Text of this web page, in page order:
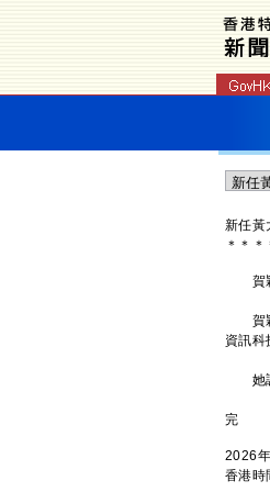
新任黃
＊ ＊ ＊
賀穎
賀穎
資訊科
她調
完
2026
香港